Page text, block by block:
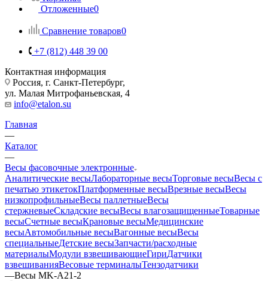
Отложенные0
Сравнение товаров0
+7 (812) 448 39 00
Контактная информация
Россия, г. Санкт-Петербург,
ул. Малая Митрофаньевская, 4
info@etalon.su
Главная
—
Каталог
—
Весы фасовочные электронные
Аналитические весыЛабораторные весыТорговые весыВесы с
печатью этикетокПлатформенные весыВрезные весыВесы
низкопрофильныеВесы паллетныеВесы
стержневыеСкладские весыВесы влагозащищенныеТоварные
весыСчетные весыКрановые весыМедицинские
весыАвтомобильные весыВагонные весыВесы
специальныеДетские весыЗапчасти/расходные
материалыМодули взвешивающиеГириДатчики
взвешиванияВесовые терминалыТензодатчики
—Весы MK-A21-2